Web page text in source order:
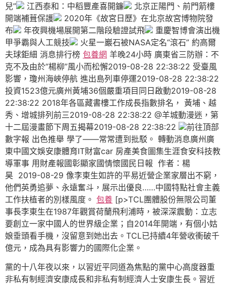
兒”
江西泰和：中稻豐產喜開鐮
北京正陽門、前門箭樓
開端補葺保護
2020年《故宮日歷》在北京故宮博物院發
布
年夜興機場展開第二階段驗證試飛
重慶智博會演出機
甲爭霸與人工競技
火星一巖石被NASA定名“滾石” 約高爾
夫球鉅細 消息排行榜 包養網 羊晚24小時 廣東省三防辦：不
克不及由於“楊柳”風小而松懈2019-08-28 22:38:22 受臺風
影響，瓊州海峽停航 進出島列車停運2019-08-28 22:38:22
投資1523億元廣州黃埔36個嚴重項目同日啟動2019-08-28
22:38:22 2018年各區藏書樓工作成長指數排名， 黃埔、越
秀、增城排列前三2019-08-28 22:38:22 @羊城動漫迷，第
十二屆漫畫節下周五揭幕2019-08-28 22:38:22
前往頂部
數字報 出色推舉 學了——常常遭到批駁。 轉動消息廣州廣
東中國文娛安康體育IT財富car 房產美食圖集生涯食安科技教
導軍事 用財產報國彰顯家國情懷國民日報 作者：楊
昊 2019-08-29 像李東生如許的平易近營企業家層出不窮，
他們英勇追夢、永遠奮斗，展示出優良……中國特點社會主義
工作扶植者的別樣風度。 包養 [p>TCL團體股份無限公司董
事長李東生在1987年觀賞荷蘭飛利浦時，被深深震動：立志
要創立一家中國人的世界級企業；自2014年開端，有個小姑
娘垂頭看手機，沒留意到她出去。TCL已持續4年營收衝破千
億元，成為具有影響力的國際化企業。
黨的十八年夜以來，以習近平同道為焦點的黨中心高度器重
非私有制經濟安康成長和非私有制經濟人士安康生長。習近